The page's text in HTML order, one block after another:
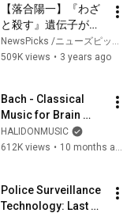
【落合陽一】『わざ
と殺す』遺伝子が存
在！「人類が長生き
なのは“毛”がなくな
物学者が解説！なぜ
『必ず』死ぬ？ゲノ
ムが明かす『進化の
謎』と生きる意味
NewsPicks /ニューズピックス
509K views • 3 years ago
Bach - Classical
Music for Brain
Power
HALIDONMUSIC
612K views • 10 months ago
Police Surveillance
Technology: Last